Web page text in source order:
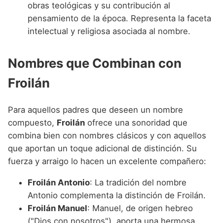
obras teológicas y su contribución al
pensamiento de la época. Representa la faceta
intelectual y religiosa asociada al nombre.
Nombres que Combinan con
Froilán
Para aquellos padres que deseen un nombre
compuesto, Froilán ofrece una sonoridad que
combina bien con nombres clásicos y con aquellos
que aportan un toque adicional de distinción. Su
fuerza y arraigo lo hacen un excelente compañero:
Froilán Antonio: La tradición del nombre
Antonio complementa la distinción de Froilán.
Froilán Manuel: Manuel, de origen hebreo